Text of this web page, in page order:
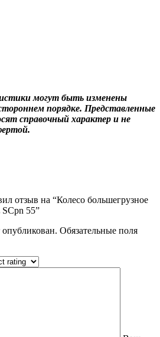
могут быть изменены
порядке. Представленные
справочный характер и не
отзыв на “Колесо большегрузное
55”
Обязательные поля